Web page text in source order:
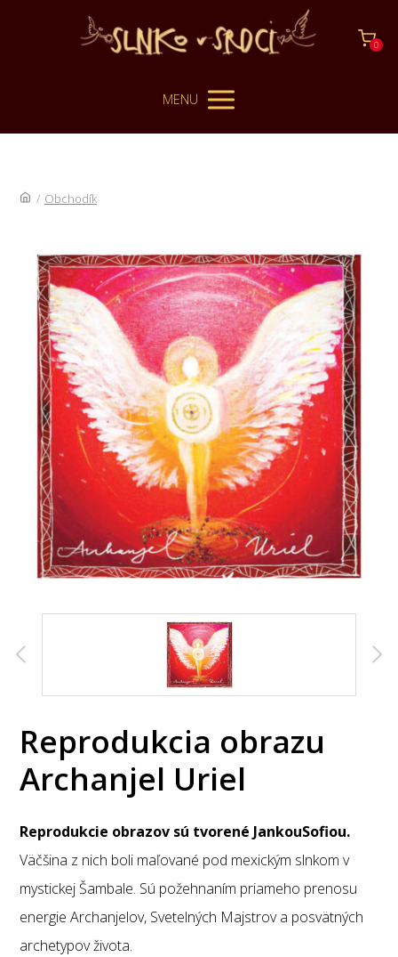
0
MENU
/ Obchodík
Reprodukcia obrazu
Archanjel Uriel
Reprodukcie obrazov sú tvorené JankouSofiou.
Väčšina z nich boli maľované pod mexickým slnkom v
mystickej Šambale. Sú požehnaním priameho prenosu
energie Archanjelov, Svetelných Majstrov a posvätných
archetypov života.